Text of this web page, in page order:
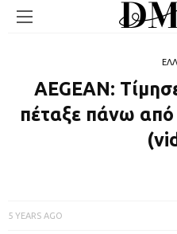
AEGEAN:
πέταξε πάνω
5 YEARS AGO